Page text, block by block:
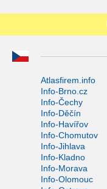
Atlasfirem.info
Info-Brno.cz
Info-Čechy
Info-Děčín
Info-Havířov
Info-Chomutov
Info-Jihlava
Info-Kladno
Info-Morava
Info-Olomouc